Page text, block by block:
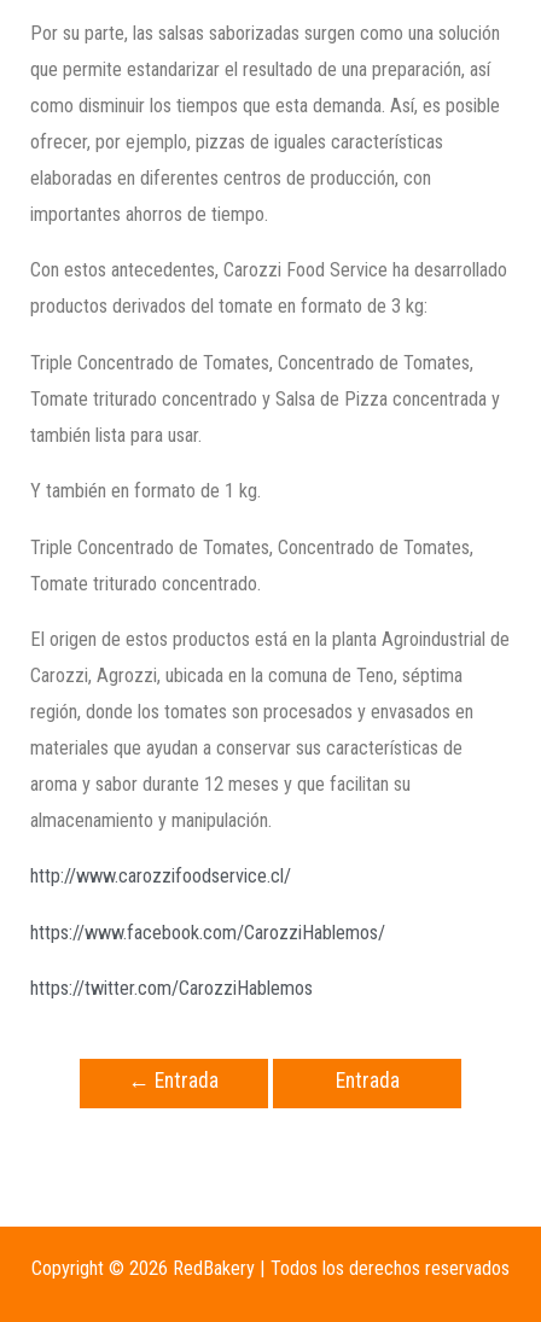
Por su parte, las salsas saborizadas surgen como una solución
que permite estandarizar el resultado de una preparación, así
como disminuir los tiempos que esta demanda. Así, es posible
ofrecer, por ejemplo, pizzas de iguales características
elaboradas en diferentes centros de producción, con
importantes ahorros de tiempo.
Con estos antecedentes, Carozzi Food Service ha desarrollado
productos derivados del tomate en formato de 3 kg:
Triple Concentrado de Tomates, Concentrado de Tomates,
Tomate triturado concentrado y Salsa de Pizza concentrada y
también lista para usar.
Y también en formato de 1 kg.
Triple Concentrado de Tomates, Concentrado de Tomates,
Tomate triturado concentrado.
El origen de estos productos está en la planta Agroindustrial de
Carozzi, Agrozzi, ubicada en la comuna de Teno, séptima
región, donde los tomates son procesados y envasados en
materiales que ayudan a conservar sus características de
aroma y sabor durante 12 meses y que facilitan su
almacenamiento y manipulación.
http://www.carozzifoodservice.cl/
https://www.facebook.com/CarozziHablemos/
https://twitter.com/CarozziHablemos
← Entrada
Entrada
Copyright © 2026 RedBakery | Todos los derechos reservados